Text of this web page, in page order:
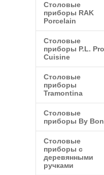
Столовые
приборы RAK
Porcelain
Столовые
приборы P.L.
Cuisine
Столовые
приборы
Tramontina
Столовые
приборы By
Столовые
приборы с
деревянными
ручками